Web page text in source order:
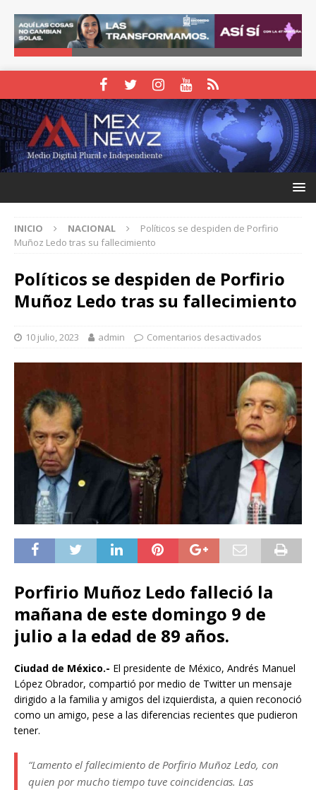
INICIO NACIONAL
Políticos se despiden de Porfirio
Muñoz Ledo tras su fallecimiento
Políticos se despiden de Porfirio
Muñoz Ledo tras su fallecimiento
10 julio, 2023 admin Comentarios desactivados
Porfirio Muñoz Ledo falleció la
mañana de este domingo 9 de
julio a la edad de 89 años.
Ciudad de México.- El presidente de México, Andrés Manuel
López Obrador, compartió por medio de Twitter un mensaje
dirigido a la familia y amigos del izquierdista, a quien reconoció
como un amigo, pese a las diferencias recientes que pudieron
tener.
“Lamento el fallecimiento de Porfirio Muñoz Ledo, con
quien por mucho tiempo tuve coincidencias. Las